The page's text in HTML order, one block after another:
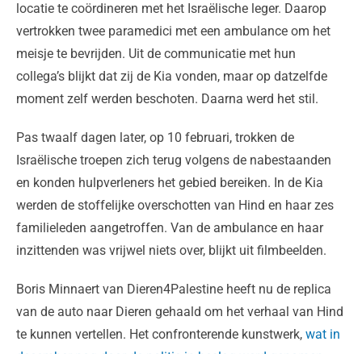
locatie te coördineren met het Israëlische leger. Daarop
vertrokken twee paramedici met een ambulance om het
meisje te bevrijden. Uit de communicatie met hun
collega’s blijkt dat zij de Kia vonden, maar op datzelfde
moment zelf werden beschoten. Daarna werd het stil.
Pas twaalf dagen later, op 10 februari, trokken de
Israëlische troepen zich terug volgens de nabestaanden
en konden hulpverleners het gebied bereiken. In de Kia
werden de stoffelijke overschotten van Hind en haar zes
familieleden aangetroffen. Van de ambulance en haar
inzittenden was vrijwel niets over, blijkt uit filmbeelden.
Boris Minnaert van Dieren4Palestine heeft nu de replica
van de auto naar Dieren gehaald om het verhaal van Hind
te kunnen vertellen. Het confronterende kunstwerk, wat in